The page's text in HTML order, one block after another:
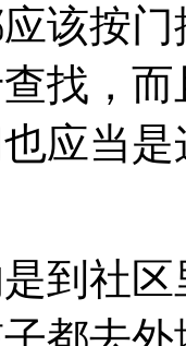
该按
找，
应当
到社